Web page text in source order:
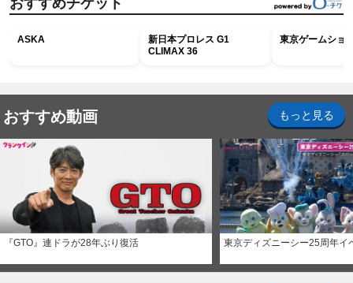
おすすめチケット
ASKA
新日本プロレス G1
CLIMAX 36
東京ゲームショ
おすすめ動画 もっと見る
『GTO』連ドラが28年ぶり復活 東京ディズニーシー25周年イ